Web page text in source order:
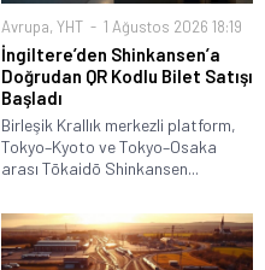
Avrupa, YHT 1 Ağustos 2026 18:19
İngiltere’den Shinkansen’a
Doğrudan QR Kodlu Bilet Satışı
Başladı
Birleşik Krallık merkezli platform,
Tokyo–Kyoto ve Tokyo–Osaka
arası Tōkaidō Shinkansen...